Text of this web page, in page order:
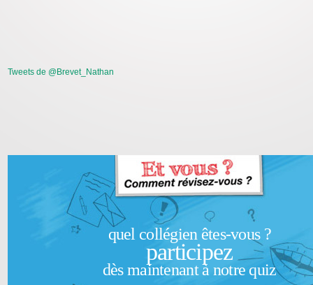
Tweets de @Brevet_Nathan
quel collégien êtes-vous ?
participez
dès maintenant à notre quiz